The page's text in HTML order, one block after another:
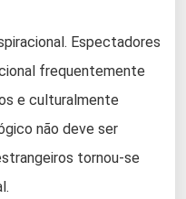
Espectadores
frequentemente
e culturalmente
não deve ser
tornou-se